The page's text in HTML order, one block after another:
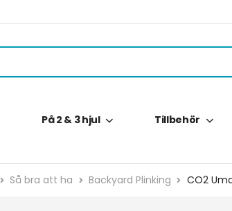
På 2 & 3 hjul Tillbehör
Så bra att ha Backyard Plinking CO2